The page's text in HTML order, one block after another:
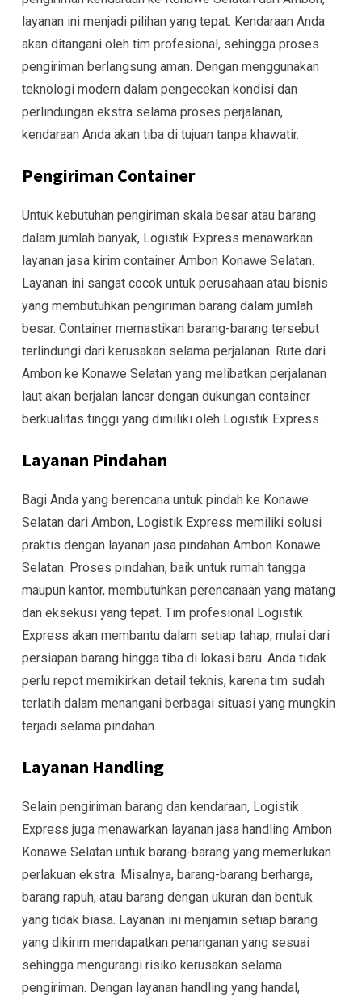
layanan ini menjadi pilihan yang tepat. Kendaraan Anda
akan ditangani oleh tim profesional, sehingga proses
pengiriman berlangsung aman. Dengan menggunakan
teknologi modern dalam pengecekan kondisi dan
perlindungan ekstra selama proses perjalanan,
kendaraan Anda akan tiba di tujuan tanpa khawatir.
Pengiriman Container
Untuk kebutuhan pengiriman skala besar atau barang
dalam jumlah banyak, Logistik Express menawarkan
layanan jasa kirim container Ambon Konawe Selatan.
Layanan ini sangat cocok untuk perusahaan atau bisnis
yang membutuhkan pengiriman barang dalam jumlah
besar. Container memastikan barang-barang tersebut
terlindungi dari kerusakan selama perjalanan. Rute dari
Ambon ke Konawe Selatan yang melibatkan perjalanan
laut akan berjalan lancar dengan dukungan container
berkualitas tinggi yang dimiliki oleh Logistik Express.
Layanan Pindahan
Bagi Anda yang berencana untuk pindah ke Konawe
Selatan dari Ambon, Logistik Express memiliki solusi
praktis dengan layanan jasa pindahan Ambon Konawe
Selatan. Proses pindahan, baik untuk rumah tangga
maupun kantor, membutuhkan perencanaan yang matang
dan eksekusi yang tepat. Tim profesional Logistik
Express akan membantu dalam setiap tahap, mulai dari
persiapan barang hingga tiba di lokasi baru. Anda tidak
perlu repot memikirkan detail teknis, karena tim sudah
terlatih dalam menangani berbagai situasi yang mungkin
terjadi selama pindahan.
Layanan Handling
Selain pengiriman barang dan kendaraan, Logistik
Express juga menawarkan layanan jasa handling Ambon
Konawe Selatan untuk barang-barang yang memerlukan
perlakuan ekstra. Misalnya, barang-barang berharga,
barang rapuh, atau barang dengan ukuran dan bentuk
yang tidak biasa. Layanan ini menjamin setiap barang
yang dikirim mendapatkan penanganan yang sesuai
sehingga mengurangi risiko kerusakan selama
pengiriman. Dengan layanan handling yang handal,